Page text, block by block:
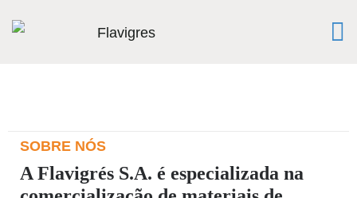
SOBRE NÓS
A Flavigrés S.A. é especializada na